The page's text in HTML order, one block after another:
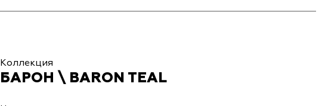
Коллекция
БАРОН \ BARON TEAL